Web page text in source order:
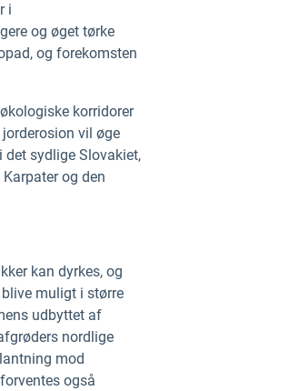
i
og øget tørke
og forekomsten
korridorer
vil øge
det sydlige Slovakiet,
og den
kan dyrkes, og
muligt i større
udbyttet af
nordlige
mod
også